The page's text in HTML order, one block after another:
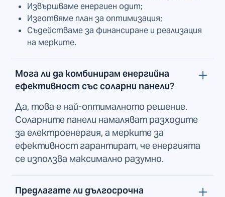
Извършваме енергиен одит;
Изготвяме план за оптимизация;
Съдействаме за финансиране и реализация
на мерките.
Мога ли да комбинирам енергийна
ефективност със соларни панели?
Да, това е най-оптималното решение.
Соларните панели намаляват разходите
за електроенергия, а мерките за
ефективност гарантират, че енергията
се използва максимално разумно.
Предлагате ли дългосрочна